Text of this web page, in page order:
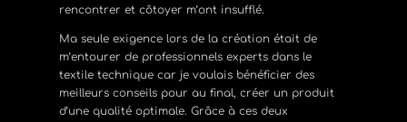
rencontrer et côtoyer m’ont insufflé.
Ma seule exigence lors de la création était de
m’entourer de professionnels experts dans le
textile technique car je voulais bénéficier des
meilleurs conseils pour au final, créer un produit
d’une qualité optimale. Grâce à ces deux